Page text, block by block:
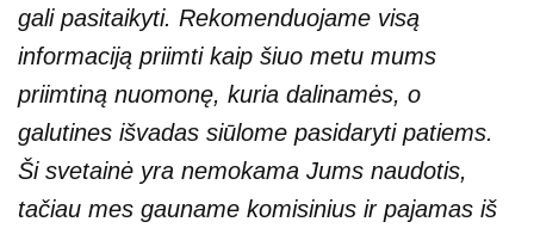
gali pasitaikyti. Rekomenduojame visą
informaciją priimti kaip šiuo metu mums
priimtiną nuomonę, kuria dalinamės, o
galutines išvadas siūlome pasidaryti patiems.
Ši svetainė yra nemokama Jums naudotis,
tačiau mes gauname komisinius ir pajamas iš